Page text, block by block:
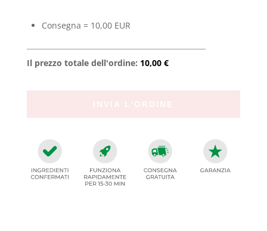
Consegna = 10,00 EUR
Il prezzo totale dell'ordine: 10,00 €